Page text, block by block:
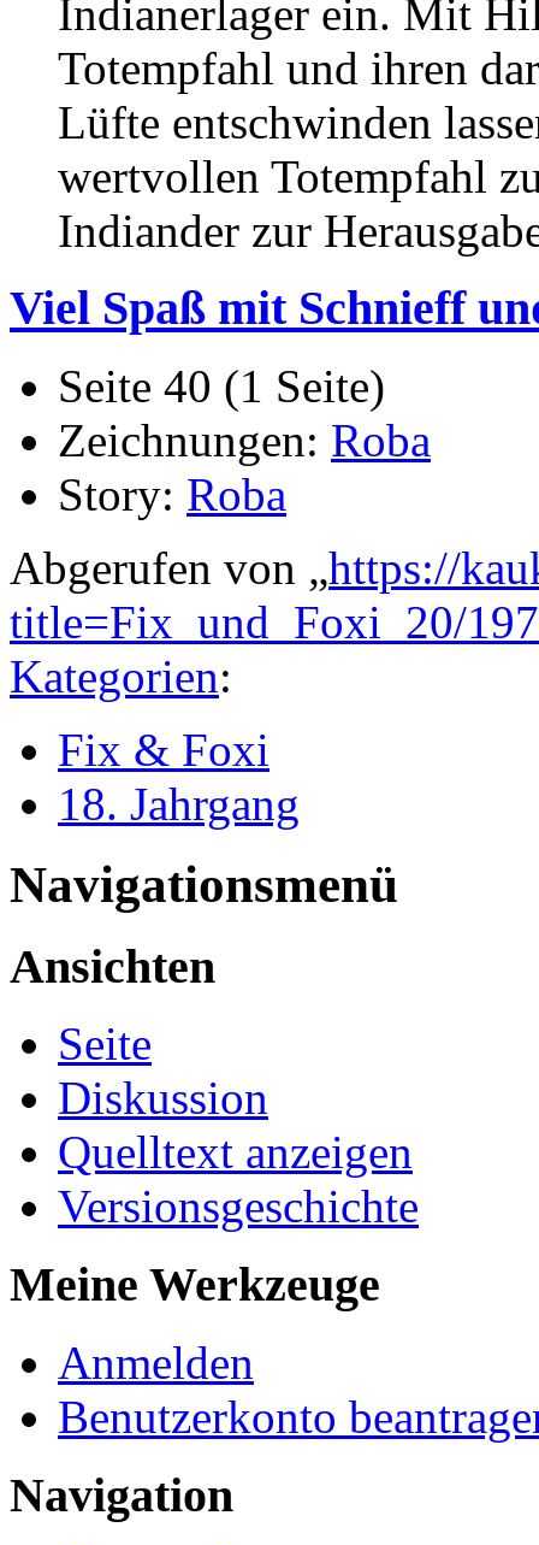
Indianerlager ein. Mit
Totempfahl und ihren
Lüfte entschwinden
wertvollen Totempfahl
Indiander zur
Viel Spaß mit Schnieff
Seite 40 (1 Seite)
Zeichnungen: Roba
Story: Roba
Abgerufen von „https://
title=Fix_und_Foxi_20/
Kategorien:
Fix & Foxi
18. Jahrgang
Navigationsmenü
Ansichten
Seite
Diskussion
Quelltext anzeigen
Versionsgeschichte
Meine Werkzeuge
Anmelden
Benutzerkonto
Navigation